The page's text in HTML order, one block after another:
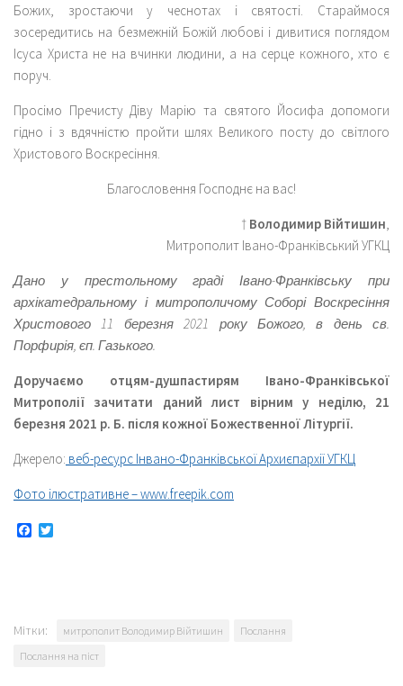
Божих, зростаючи у чеснотах і святості. Стараймося
зосередитись на безмежній Божій любові і дивитися поглядом
Ісуса Христа не на вчинки людини, а на серце кожного, хто є
поруч.
Просімо Пречисту Діву Марію та святого Йосифа допомоги
гідно і з вдячністю пройти шлях Великого посту до світлого
Христового Воскресіння.
Благословення Господнє на вас!
† Володимир Війтишин,
Митрополит Івано-Франківський УГКЦ
Дано у престольному граді Івано-Франківську при
архікатедральному і митрополичому Соборі Воскресіння
Христового 11 березня 2021 року Божого, в день св.
Порфирія, єп. Газького.
Доручаємо отцям-душпастирям Івано-Франківської
Митрополії зачитати даний лист вірним у неділю, 21
березня 2021 р. Б. після кожної Божественної Літургії.
Джерело: веб-ресурс Інвано-Франківської Архиєпархії УГКЦ
Фото ілюстративне – www.freepik.com
Facebook
Мітки: митрополит Володимир Війтишин
Послання
Послання на піст